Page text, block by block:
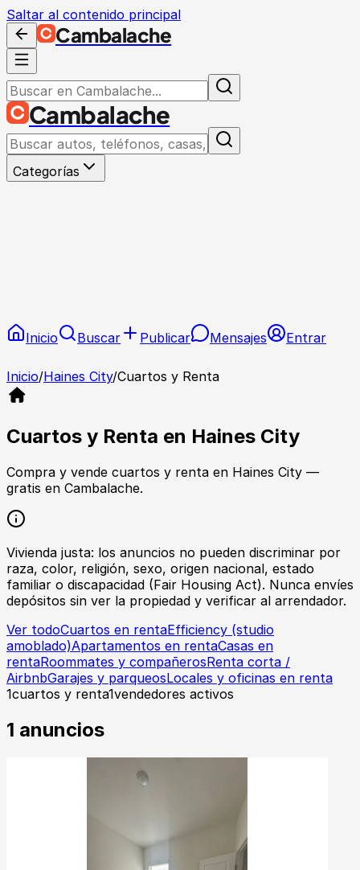
Saltar al contenido principal
Cambalache
Cambalache
Categorías
Inicio Buscar Publicar Mensajes Entrar
Inicio/Haines City/Cuartos y Renta
Cuartos y Renta en Haines City
Compra y vende cuartos y renta en Haines City —
gratis en Cambalache.
Vivienda justa: los anuncios no pueden discriminar por
raza, color, religión, sexo, origen nacional, estado
familiar o discapacidad (Fair Housing Act). Nunca envíes
depósitos sin ver la propiedad y verificar al arrendador.
Ver todoCuartos en rentaEfficiency (studio
amoblado)Apartamentos en rentaCasas en
rentaRoommates y compañerosRenta corta /
AirbnbGarajes y parqueosLocales y oficinas en renta
1cuartos y renta1vendedores activos
1 anuncios